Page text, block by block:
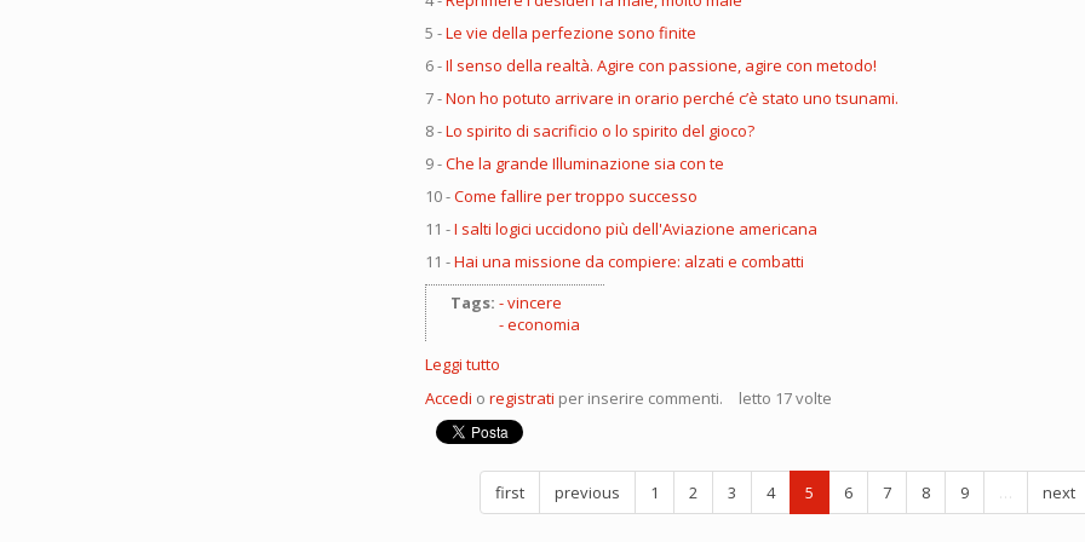
5 -Le vie della perfezione sono finite
6 -Il senso della realtà. Agire con passione, agire con metodo!
7 -Non ho potuto arrivare in orario perché c’è stato uno tsunami.
8 -Lo spirito di sacrificio o lo spirito del gioco?
9 -Che la grande Illuminazione sia con te
10 -Come fallire per troppo successo
11 -I salti logici uccidono più dell'Aviazione americana
11 -Hai una missione da compiere: alzati e combatti
Tags:
vincere
economia
Leggi tutto
fallire
per
troppo
successo
Accedi o registrati per inserire commenti. letto 17 volte
first previous 1 2 3 4 5 6 7 8 9 … next